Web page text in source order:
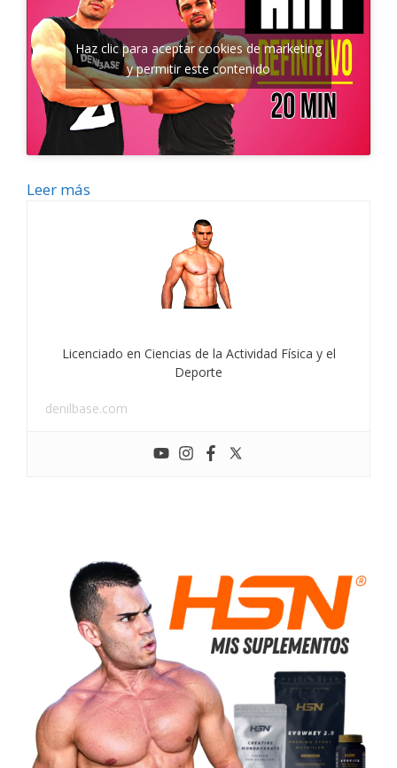
Haz clic para aceptar cookies de marketing
y permitir este contenido
Leer más
Licenciado en Ciencias de la Actividad Física y el
Deporte
denilbase.com